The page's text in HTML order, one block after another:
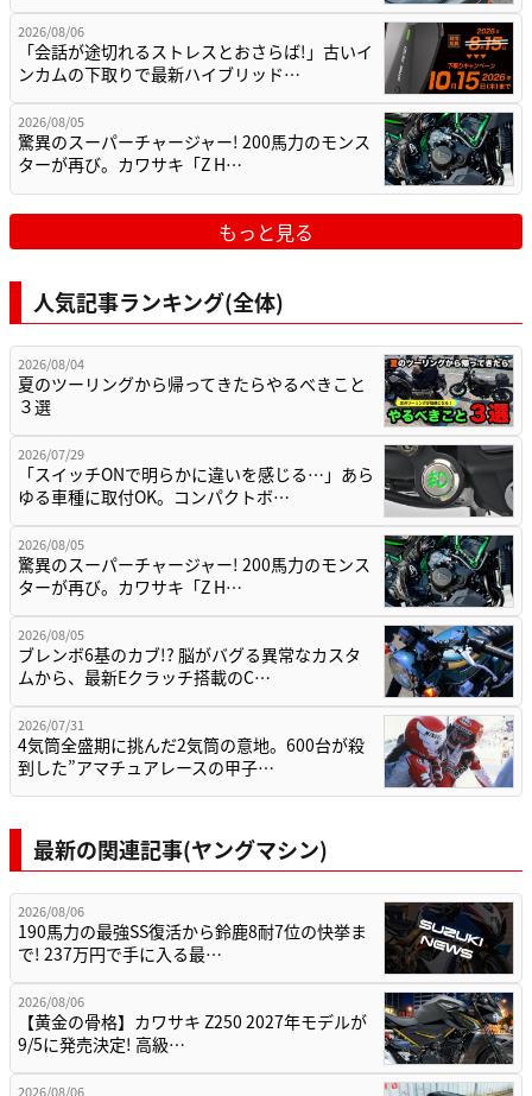
2026/08/06
「会話が途切れるストレスとおさらば!」古いイ
ンカムの下取りで最新ハイブリッド…
2026/08/05
驚異のスーパーチャージャー! 200馬力のモンス
ターが再び。カワサキ「Z H…
もっと見る
人気記事ランキング(全体)
2026/08/04
夏のツーリングから帰ってきたらやるべきこと
３選
2026/07/29
「スイッチONで明らかに違いを感じる…」あら
ゆる車種に取付OK。コンパクトボ…
2026/08/05
驚異のスーパーチャージャー! 200馬力のモンス
ターが再び。カワサキ「Z H…
2026/08/05
ブレンボ6基のカブ!? 脳がバグる異常なカスタ
ムから、最新Eクラッチ搭載のC…
2026/07/31
4気筒全盛期に挑んだ2気筒の意地。600台が殺
到した”アマチュアレースの甲子…
最新の関連記事(ヤングマシン)
2026/08/06
190馬力の最強SS復活から鈴鹿8耐7位の快挙ま
で! 237万円で手に入る最…
2026/08/06
【黄金の骨格】カワサキ Z250 2027年モデルが
9/5に発売決定! 高級…
2026/08/06